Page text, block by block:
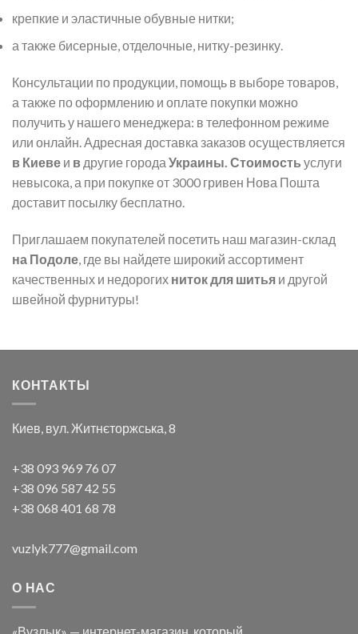
крепкие и эластичные обувные нитки;
а также бисерные, отделочные, нитку-резинку.
Консультации по продукции, помощь в выборе товаров,
а также по оформлению и оплате покупки можно
получить у нашего менеджера: в телефонном режиме
или онлайн. Адресная доставка заказов осуществляется
в Киеве и в другие города Украины. Стоимость услуги
невысока, а при покупке от 3000 гривен Нова Пошта
доставит посылку бесплатно.
Приглашаем покупателей посетить наш магазин-склад
на Подоле, где вы найдете широкий ассортимент
качественных и недорогих ниток для шитья и другой
швейной фурнитуры!
КОНТАКТЫ
Киев, вул. Житнєторжська, 8
+38 093 969 76 07
+38 096 587 42 55
+38 068 401 68 78
vuzlyk777@gmail.com
О НАС